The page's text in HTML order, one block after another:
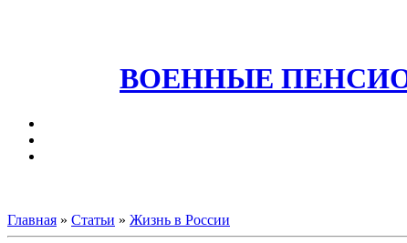
ВОЕННЫЕ
Главная » Статьи » Жизнь в России